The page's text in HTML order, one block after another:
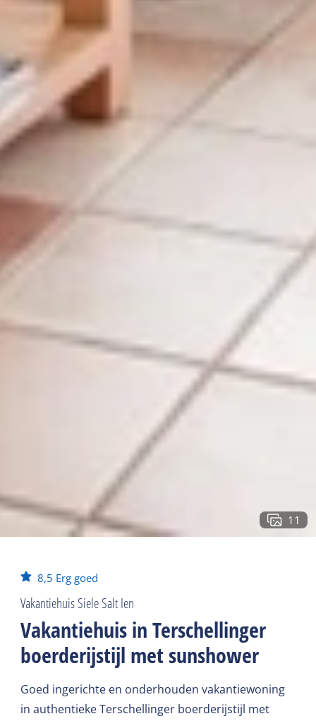
11
8,5 Erg goed
Vakantiehuis Siele Salt Ien
Vakantiehuis in Terschellinger
boerderijstijl met sunshower
Goed ingerichte en onderhouden vakantiewoning
in authentieke Terschellinger boerderijstijl met